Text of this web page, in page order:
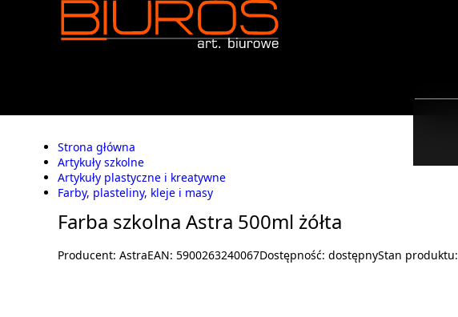
Strona główna
Artykuły szkolne
Artykuły plastyczne i kreatywne
Farby, plasteliny, kleje i masy
Farba szkolna Astra 500ml żółta
Producent: AstraEAN: 5900263240067Dostępność: dostępnyStan produktu: